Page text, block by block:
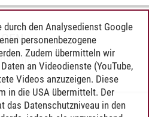
den Analysedienst Google
personenbezogene
Zudem übermitteln wir
an Videodienste (YouTube,
Videos anzuzeigen. Diese
in die USA übermittelt. Der
das Datenschutzniveau in den